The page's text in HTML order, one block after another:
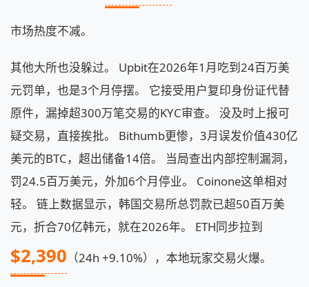
市场热度不减。
其他大所也没躲过。 Upbit在2026年1月吃到24百万美
元罚单，也是3个月停摆。 它接受用户复印身份证代替
原件，漏掉超300万笔交易的KYC审查。 没及时上报可
疑交易，直接挨批。 Bithumb更惨，3月误发价值430亿
美元的BTC，超出储备14倍。 当局查出内部控制漏洞，
罚24.5百万美元，外加6个月停业。 Coinone这单相对
轻。 链上数据显示，韩国交易所总罚款已超50百万美
元，折合70亿韩元，就在2026年。 ETH同步拉到
$2,390 （24h +9.10%），本地玩家交易火爆。